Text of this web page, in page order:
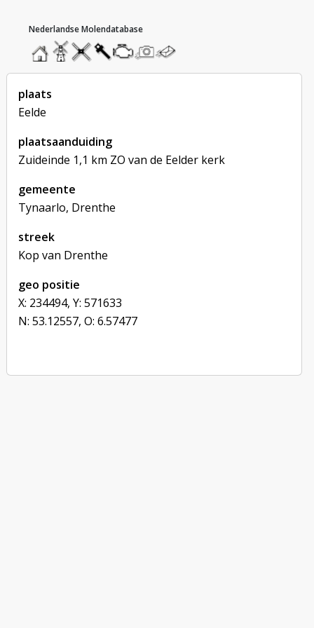
homemolendatabase
roedendatabase
assendatabase
motorendatabase
stuur
een
foto
stuur
een
bericht
plaats
Eelde
plaatsaanduiding
Zuideinde 1,1 km ZO van de Eelder kerk
gemeente
Tynaarlo, Drenthe
streek
Kop van Drenthe
geo positie
X: 234494, Y: 571633
N: 53.12557, O: 6.57477